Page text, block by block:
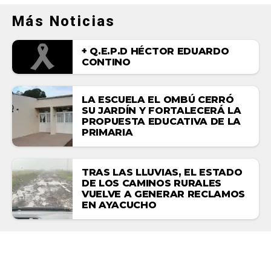
Más Noticias
+ Q.E.P.D HÉCTOR EDUARDO
CONTINO
LA ESCUELA EL OMBÚ CERRÓ
SU JARDÍN Y FORTALECERÁ LA
PROPUESTA EDUCATIVA DE LA
PRIMARIA
TRAS LAS LLUVIAS, EL ESTADO
DE LOS CAMINOS RURALES
VUELVE A GENERAR RECLAMOS
EN AYACUCHO